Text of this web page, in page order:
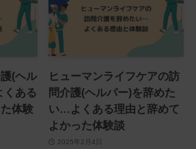
(ヘル
ある
体験
ヒューマンライフケアの訪
問介護(ヘルパー)を辞めた
い…よくある理由と辞めて
よかった体験談
2025年2月4日